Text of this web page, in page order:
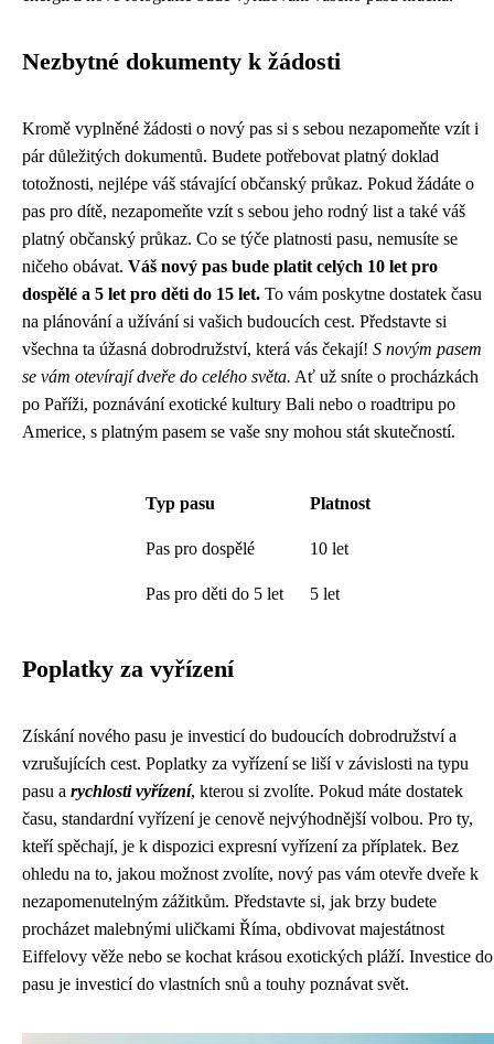
Nezbytné dokumenty k žádosti
Kromě vyplněné žádosti o nový pas si s sebou nezapomeňte vzít i
pár důležitých dokumentů. Budete potřebovat platný doklad
totožnosti, nejlépe váš stávající občanský průkaz. Pokud žádáte o
pas pro dítě, nezapomeňte vzít s sebou jeho rodný list a také váš
platný občanský průkaz. Co se týče platnosti pasu, nemusíte se
ničeho obávat. Váš nový pas bude platit celých 10 let pro
dospělé a 5 let pro děti do 15 let. To vám poskytne dostatek času
na plánování a užívání si vašich budoucích cest. Představte si
všechna ta úžasná dobrodružství, která vás čekají! S novým pasem
se vám otevírají dveře do celého světa. Ať už sníte o procházkách
po Paříži, poznávání exotické kultury Bali nebo o roadtripu po
Americe, s platným pasem se vaše sny mohou stát skutečností.
Typ pasu Platnost
Pas pro dospělé 10 let
Pas pro děti do 5 let 5 let
Poplatky za vyřízení
Získání nového pasu je investicí do budoucích dobrodružství a
vzrušujících cest. Poplatky za vyřízení se liší v závislosti na typu
pasu a rychlosti vyřízení, kterou si zvolíte. Pokud máte dostatek
času, standardní vyřízení je cenově nejvýhodnější volbou. Pro ty,
kteří spěchají, je k dispozici expresní vyřízení za příplatek. Bez
ohledu na to, jakou možnost zvolíte, nový pas vám otevře dveře k
nezapomenutelným zážitkům. Představte si, jak brzy budete
procházet malebnými uličkami Říma, obdivovat majestátnost
Eiffelovy věže nebo se kochat krásou exotických pláží. Investice do
pasu je investicí do vlastních snů a touhy poznávat svět.